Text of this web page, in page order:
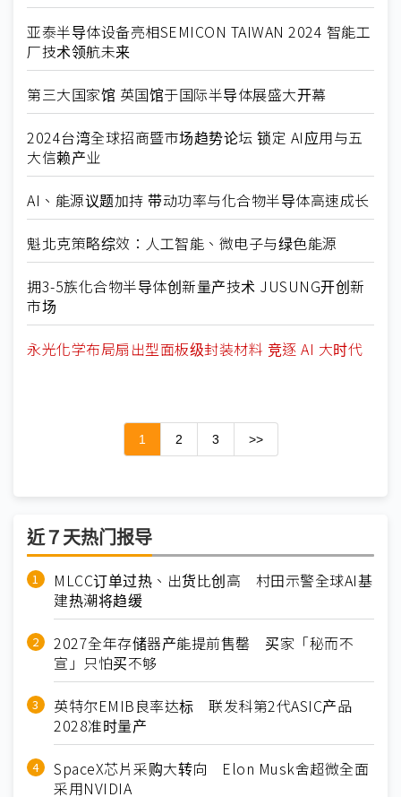
亚泰半导体设备亮相SEMICON TAIWAN 2024 智能工
厂技术领航未来
第三大国家馆 英国馆于国际半导体展盛大开幕
2024台湾全球招商暨市场趋势论坛 锁定 AI应用与五
大信赖产业
AI、能源议题加持 带动功率与化合物半导体高速成长
魁北克策略综效：人工智能、微电子与绿色能源
拥3-5族化合物半导体创新量产技术 JUSUNG开创新
市场
永光化学布局扇出型面板级封装材料 竞逐 AI 大时代
1 2 3 >>
近７天热门报导
MLCC订单过热、出货比创高 村田示警全球AI基
建热潮将趋缓
2027全年存储器产能提前售罄 买家「秘而不
宣」只怕买不够
英特尔EMIB良率达标 联发科第2代ASIC产品
2028准时量产
SpaceX芯片采购大转向 Elon Musk舍超微全面
采用NVIDIA